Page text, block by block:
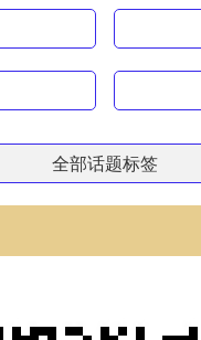
全部话题标签